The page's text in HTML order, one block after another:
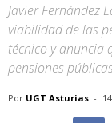
Javier Fernández
viabilidad de las
técnico y anuncia
pensiones
Por UGT Asturias -